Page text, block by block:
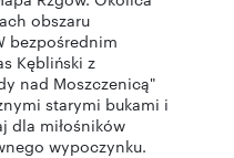
obszaru
bezpośrednim
Kębliński z
nad Moszczenicą"
starymi bukami i
dla miłośników
wypoczynku.